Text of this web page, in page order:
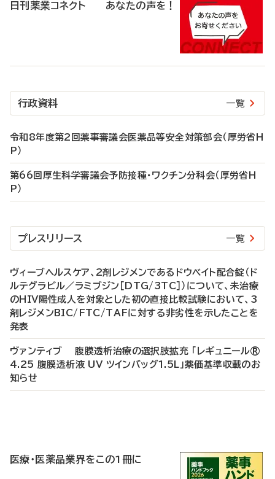
日刊薬業コネクト あなたの声を！
行政資料 一覧
令和8年度第2回薬事審議会医薬品等安全対策部会（厚労省H
P）
第66回厚生科学審議会予防接種・ワクチン分科会（厚労省H
P）
プレスリリース 一覧
ヴィーブヘルスケア、2剤レジメンであるドウベイト配合錠（ド
ルテグラビル／ラミブジン［DTG/3TC］）について、未治療
のHIV陽性成人を対象とした初の直接比較試験において、3
剤レジメンBIC/FTC/TAFに対する非劣性を示したことを
発表
ヴァンティブ 腹膜透析治療の選択肢拡充 「レギュニール®
4.25 腹膜透析液 UV ツインバッグ1.5L」薬価基準収載のお
知らせ
医療・医薬品業界をこの1冊に